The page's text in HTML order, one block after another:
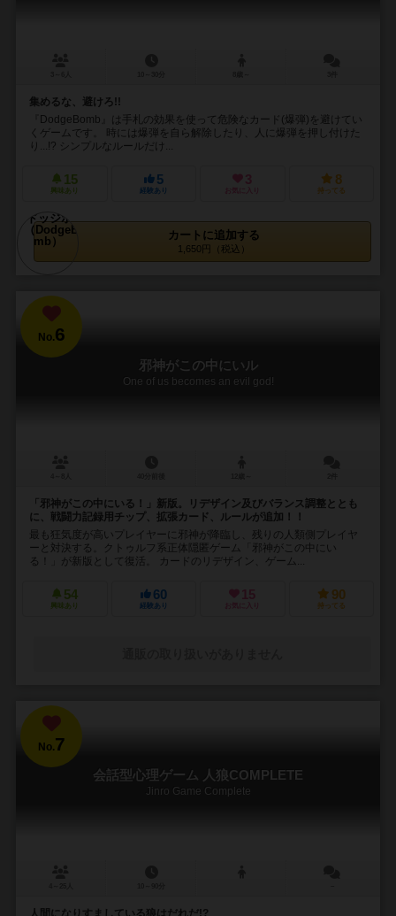
集めるな、避けろ!!
『DodgeBomb』は手札の効果を使って危険なカード(爆弾)を避けてい
くゲームです。 時には爆弾を自ら解除したり、人に爆弾を押し付けた
り...!? シンプルなルールだけ...
15
興味あり
5
経験あり
3
お気に入り
8
持ってる
カートに追加する
1,650円（税込）
No.6
邪神がこの中にいル
One of us becomes an evil god!
「邪神がこの中にいる！」新版。リデザイン及びバランス調整ととも
に、戦闘力記録用チップ、拡張カード、ルールが追加！！
最も狂気度が高いプレイヤーに邪神が降臨し、残りの人類側プレイヤ
ーと対決する。クトゥルフ系正体隠匿ゲーム「邪神がこの中にい
る！」が新版として復活。 カードのリデザイン、ゲーム...
54
興味あり
60
経験あり
15
お気に入り
90
持ってる
No.7
会話型心理ゲーム 人狼COMPLETE
Jinro Game Complete
人間になりすましている狼はだれだ!?